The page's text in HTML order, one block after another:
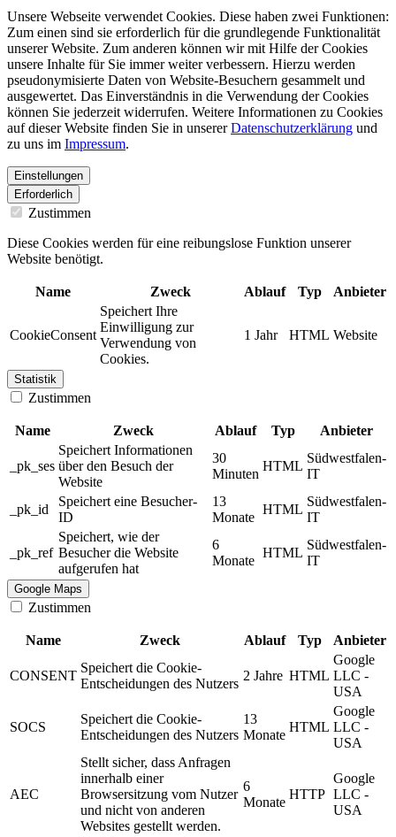
Unsere Webseite verwendet Cookies. Diese haben zwei Funktionen:
Zum einen sind sie erforderlich für die grundlegende Funktionalität
unserer Website. Zum anderen können wir mit Hilfe der Cookies
unsere Inhalte für Sie immer weiter verbessern. Hierzu werden
pseudonymisierte Daten von Website-Besuchern gesammelt und
ausgewertet. Das Einverständnis in die Verwendung der Cookies
können Sie jederzeit widerrufen. Weitere Informationen zu Cookies
auf dieser Website finden Sie in unsererDatenschutzerklärung und
zu uns im Impressum.
Einstellungen
Erforderlich
Zustimmen
Diese Cookies werden für eine reibungslose Funktion unserer
Website benötigt.
Name Zweck Ablauf Typ Anbieter
CookieConsent
Speichert Ihre
Einwilligung zur
Verwendung von
Cookies.
1 Jahr HTML Website
Statistik
Zustimmen
Name Zweck Ablauf Typ Anbieter
_pk_ses
Speichert Informationen
über den Besuch der
Website
30
Minuten
HTML
Südwestfalen-
IT
_pk_id
Speichert eine Besucher-
ID
13
Monate
HTML
Südwestfalen-
IT
_pk_ref
Speichert, wie der
Besucher die Website
aufgerufen hat
6
Monate
HTML
Südwestfalen-
IT
Google Maps
Zustimmen
Name Zweck Ablauf Typ Anbieter
CONSENT
Speichert die Cookie-
Entscheidungen des Nutzers
2 Jahre HTML
Google
LLC -
USA
SOCS
Speichert die Cookie-
Entscheidungen des Nutzers
13
Monate
HTML
Google
LLC -
USA
AEC
Stellt sicher, dass Anfragen
innerhalb einer
Browsersitzung vom Nutzer
und nicht von anderen
Websites gestellt werden.
6
Monate
HTTP
Google
LLC -
USA